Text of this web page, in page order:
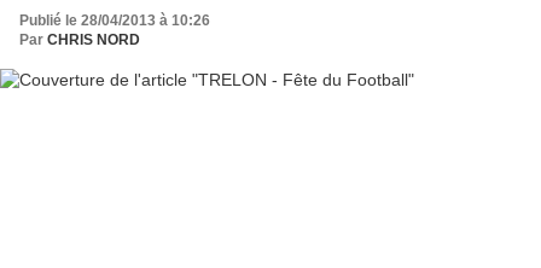
Publié le 28/04/2013 à 10:26
Par CHRIS NORD